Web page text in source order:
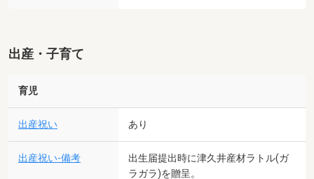
出産・子育て
育児
出産祝い あり
出産祝い-備考
出生届提出時に津久井産材ラトル(ガ
ラガラ)を贈呈。